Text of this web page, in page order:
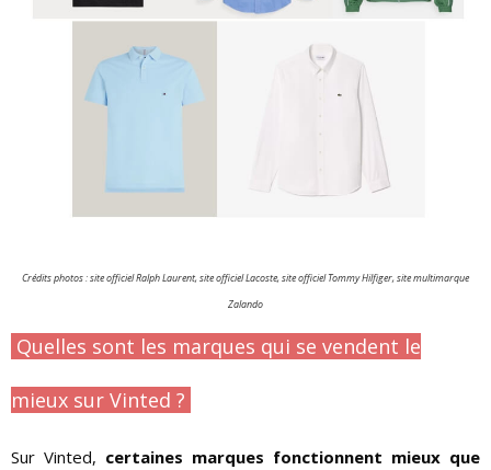
Crédits photos : site officiel Ralph Laurent, site officiel Lacoste, site officiel Tommy Hilfiger, site multimarque
Zalando
Quelles sont les marques qui se vendent le
mieux sur Vinted ?
Sur Vinted, certaines marques fonctionnent mieux que